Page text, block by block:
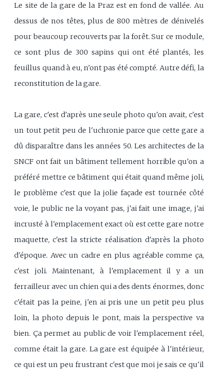
Le site de la gare de la Praz est en fond de vallée. Au
dessus de nos têtes, plus de 800 mètres de dénivelés
pour beaucoup recouverts par la forêt. Sur ce module,
ce sont plus de 300 sapins qui ont été plantés, les
feuillus quand à eu, n'ont pas été compté. Autre défi, la
reconstitution de la gare.
La gare, c'est d'après une seule photo qu'on avait, c'est
un tout petit peu de l'uchronie parce que cette gare a
dû disparaître dans les années 50. Les architectes de la
SNCF ont fait un bâtiment tellement horrible qu'on a
préféré mettre ce bâtiment qui était quand même joli,
le problème c'est que la jolie façade est tournée côté
voie, le public ne la voyant pas, j'ai fait une image, j'ai
incrusté à l'emplacement exact où est cette gare notre
maquette, c'est la stricte réalisation d'après la photo
d'époque. Avec un cadre en plus agréable comme ça,
c'est joli. Maintenant, à l'emplacement il y a un
ferrailleur avec un chien qui a des dents énormes, donc
c'était pas la peine, j'en ai pris une un petit peu plus
loin, la photo depuis le pont, mais la perspective va
bien. Ça permet au public de voir l'emplacement réel,
comme était la gare. La gare est équipée à l'intérieur,
ce qui est un peu frustrant c'est que moi je sais ce qu'il